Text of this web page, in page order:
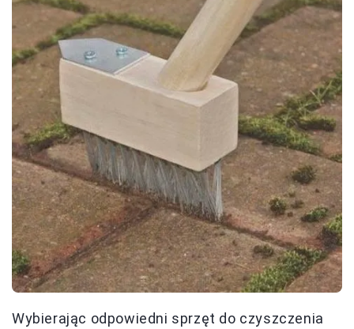
Wybierając odpowiedni sprzęt do czyszczenia